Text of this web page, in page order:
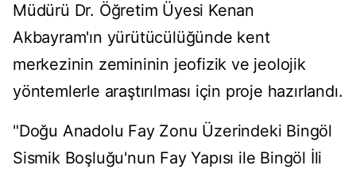
Müdürü Dr. Öğretim Üyesi Kenan
Akbayram'ın yürütücülüğünde kent
merkezinin zemininin jeofizik ve jeolojik
yöntemlerle araştırılması için proje hazırlandı.
"Doğu Anadolu Fay Zonu Üzerindeki Bingöl
Sismik Boşluğu'nun Fay Yapısı ile Bingöl İli